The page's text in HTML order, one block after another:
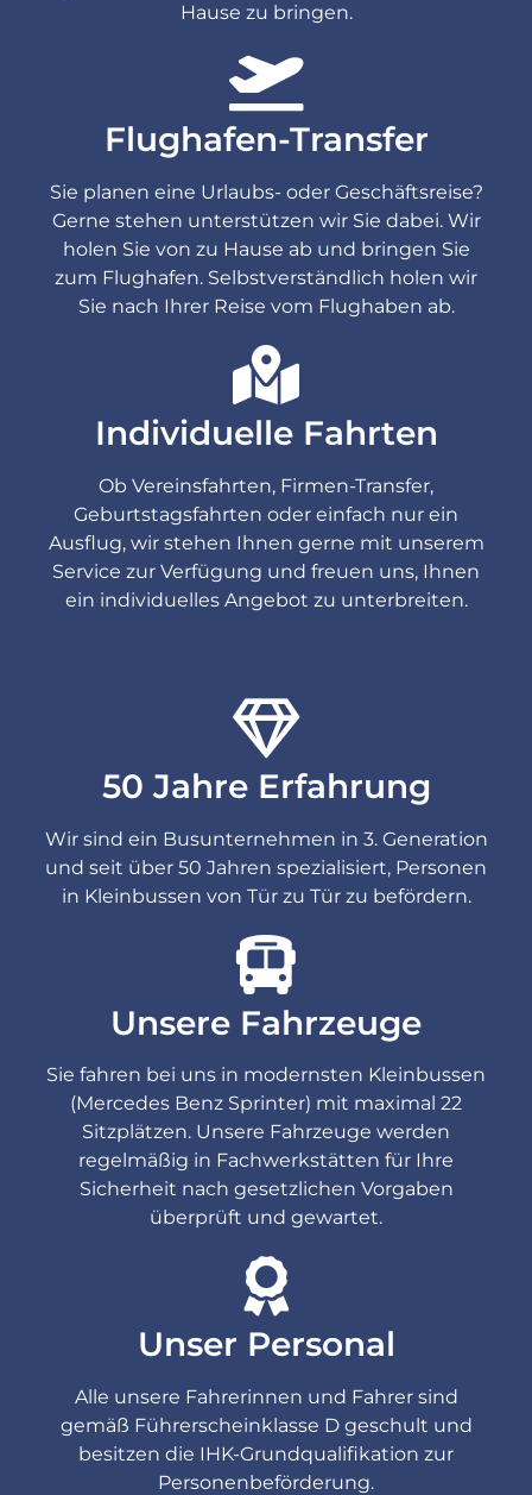
Hause zu bringen.
Flughafen-Transfer
Sie planen eine Urlaubs- oder Geschäftsreise?
Gerne stehen unterstützen wir Sie dabei. Wir
holen Sie von zu Hause ab und bringen Sie
zum Flughafen. Selbstverständlich holen wir
Sie nach Ihrer Reise vom Flughaben ab.
Individuelle Fahrten
Ob Vereinsfahrten, Firmen-Transfer,
Geburtstagsfahrten oder einfach nur ein
Ausflug, wir stehen Ihnen gerne mit unserem
Service zur Verfügung und freuen uns, Ihnen
ein individuelles Angebot zu unterbreiten.
50 Jahre Erfahrung
Wir sind ein Busunternehmen in 3. Generation
und seit über 50 Jahren spezialisiert, Personen
in Kleinbussen von Tür zu Tür zu befördern.
Unsere Fahrzeuge
Sie fahren bei uns in modernsten Kleinbussen
(Mercedes Benz Sprinter) mit maximal 22
Sitzplätzen. Unsere Fahrzeuge werden
regelmäßig in Fachwerkstätten für Ihre
Sicherheit nach gesetzlichen Vorgaben
überprüft und gewartet.
Unser Personal
Alle unsere Fahrerinnen und Fahrer sind
gemäß Führerscheinklasse D geschult und
besitzen die IHK-Grundqualifikation zur
Personenbeförderung.